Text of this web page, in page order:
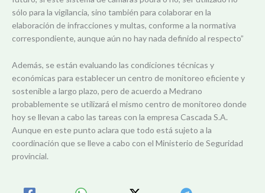
sólo para la vigilancia, sino también para colaborar en la
elaboración de infracciones y multas, conforme a la normativa
correspondiente, aunque aún no hay nada definido al respecto”
Además, se están evaluando las condiciones técnicas y
económicas para establecer un centro de monitoreo eficiente y
sostenible a largo plazo, pero de acuerdo a Medrano
probablemente se utilizará el mismo centro de monitoreo donde
hoy se llevan a cabo las tareas con la empresa Cascada S.A.
Aunque en este punto aclara que todo está sujeto a la
coordinación que se lleve a cabo con el Ministerio de Seguridad
provincial.